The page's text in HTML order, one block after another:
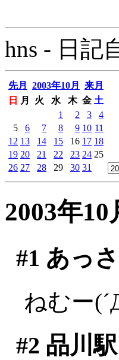
hns - 日記
先月 2003年10月
来月
日
月 火 水 木 金 土
1
2 3
4
5
6 7 8 9 10 11
12 13 14 15 16 17 18
19 20 21 22 23 24 25
26 27 28 29 30 31
2003年10
#1 あっ
ねむー
#2 品川駅